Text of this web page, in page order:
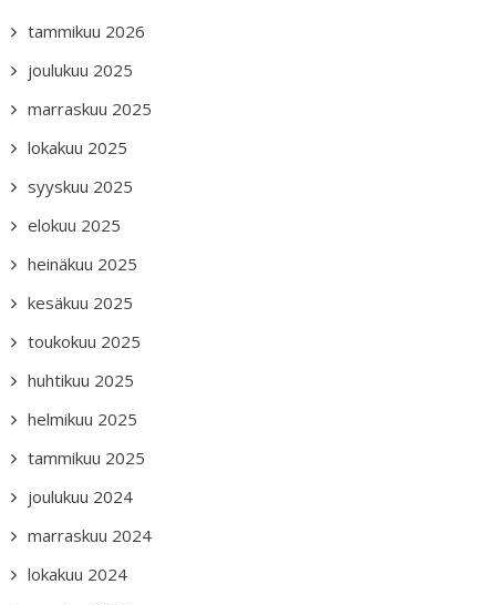
tammikuu 2026
joulukuu 2025
marraskuu 2025
lokakuu 2025
syyskuu 2025
elokuu 2025
heinäkuu 2025
kesäkuu 2025
toukokuu 2025
huhtikuu 2025
helmikuu 2025
tammikuu 2025
joulukuu 2024
marraskuu 2024
lokakuu 2024